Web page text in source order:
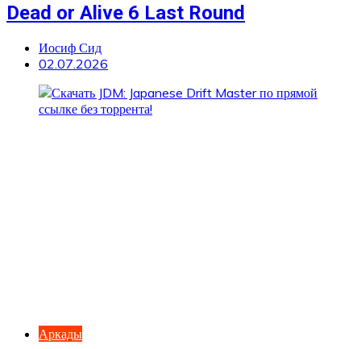
Dead or Alive 6 Last Round
Иосиф Сид
02.07.2026
Аркады